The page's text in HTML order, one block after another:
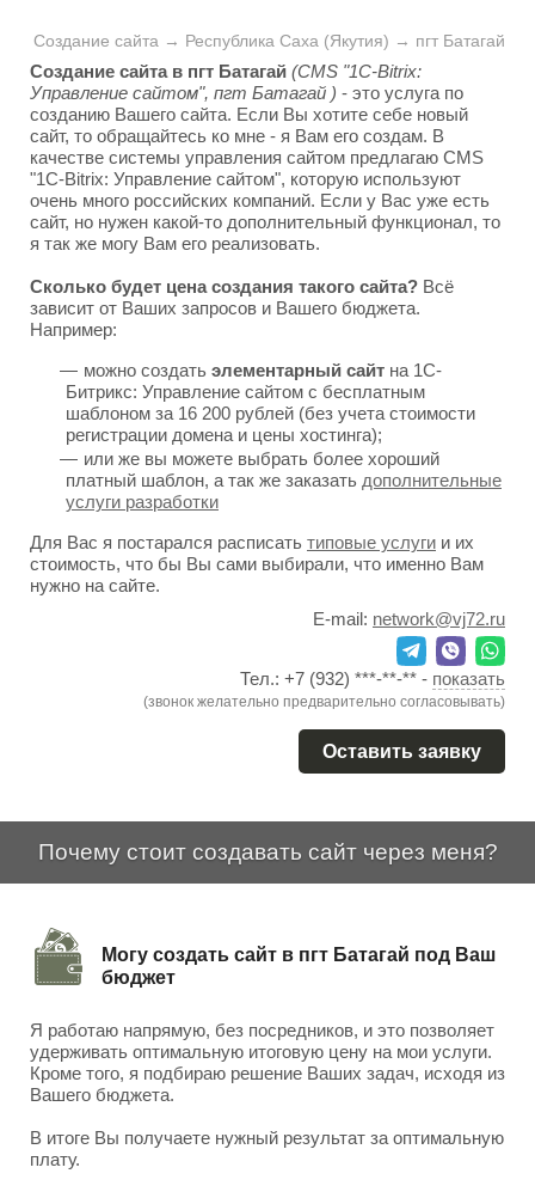
Создание сайта → Республика Саха (Якутия) → пгт Батагай
Создание сайта в пгт Батагай (CMS "1C-Bitrix:
Управление сайтом", пгт Батагай ) - это услуга по
созданию Вашего сайта. Если Вы хотите себе новый
сайт, то обращайтесь ко мне - я Вам его создам. В
качестве системы управления сайтом предлагаю CMS
"1C-Bitrix: Управление сайтом", которую используют
очень много российских компаний. Если у Вас уже есть
сайт, но нужен какой-то дополнительный функционал, то
я так же могу Вам его реализовать.
Сколько будет цена создания такого сайта? Всё
зависит от Ваших запросов и Вашего бюджета.
Например:
можно создать элементарный сайт на 1С-
Битрикс: Управление сайтом с бесплатным
шаблоном за 16 200 рублей (без учета стоимости
регистрации домена и цены хостинга);
или же вы можете выбрать более хороший
платный шаблон, а так же заказать дополнительные
услуги разработки
Для Вас я постарался расписать типовые услуги и их
стоимость, что бы Вы сами выбирали, что именно Вам
нужно на сайте.
E-mail: network@vj72.ru
Тел.: +7 (932) ***-**-** - показать
(звонок желательно предварительно согласовывать)
Оставить заявку
Почему стоит создавать сайт через меня?
Могу создать сайт в пгт Батагай под Ваш
бюджет
Я работаю напрямую, без посредников, и это позволяет
удерживать оптимальную итоговую цену на мои услуги.
Кроме того, я подбираю решение Ваших задач, исходя из
Вашего бюджета.
В итоге Вы получаете нужный результат за оптимальную
плату.